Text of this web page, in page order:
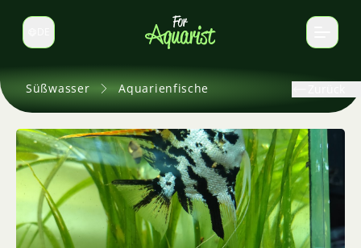
Sprache wechseln
Süßwasser Aquarienfische